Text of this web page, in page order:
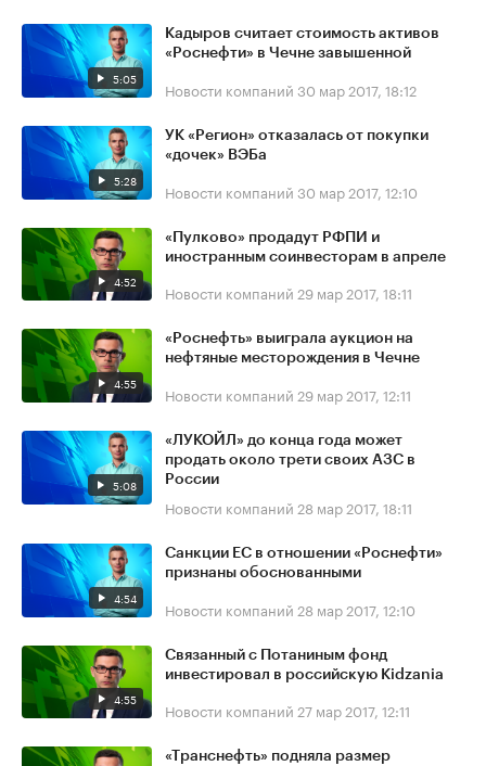
5:05
Кадыров считает стоимость активов
«Роснефти» в Чечне завышенной
Новости компаний 30 мар 2017, 18:12
5:28
УК «Регион» отказалась от покупки
«дочек» ВЭБа
Новости компаний 30 мар 2017, 12:10
4:52
«Пулково» продадут РФПИ и
иностранным соинвесторам в апреле
Новости компаний 29 мар 2017, 18:11
4:55
«Роснефть» выиграла аукцион на
нефтяные месторождения в Чечне
Новости компаний 29 мар 2017, 12:11
5:08
«ЛУКОЙЛ» до конца года может
продать около трети своих АЗС в
России
Новости компаний 28 мар 2017, 18:11
4:54
Санкции ЕС в отношении «Роснефти»
признаны обоснованными
Новости компаний 28 мар 2017, 12:10
4:55
Связанный с Потаниным фонд
инвестировал в российскую Kidzania
Новости компаний 27 мар 2017, 12:11
«Транснефть» подняла размер